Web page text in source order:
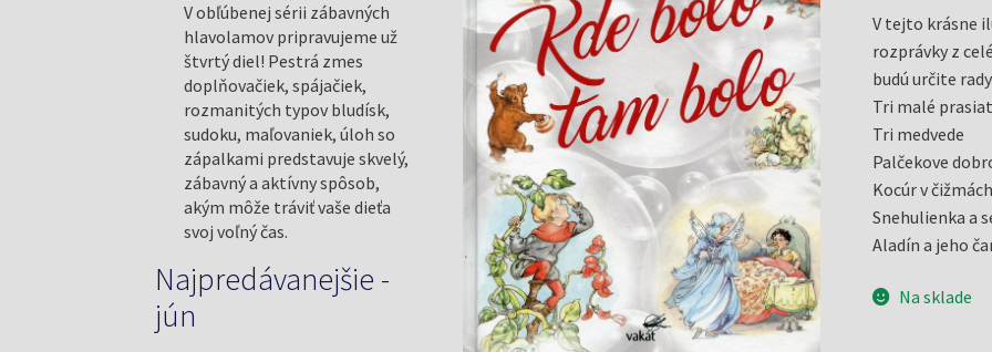
bola:
6,95
V tejto krásne
rozprávky z
budú určite
Tri malé
Tri medvede
Palčekove
Kocúr v čižmách
Snehulienka a
Aladín a jeho
Na sklade
V obľúbenej sérii zábavných
hlavolamov pripravujeme už
štvrtý diel! Pestrá zmes
doplňovačiek, spájačiek,
rozmanitých typov bludísk,
sudoku, maľovaniek, úloh so
zápalkami predstavuje skvelý,
zábavný a aktívny spôsob,
akým môže tráviť vaše dieťa
svoj voľný čas.
Najpredávanejšie -
jún